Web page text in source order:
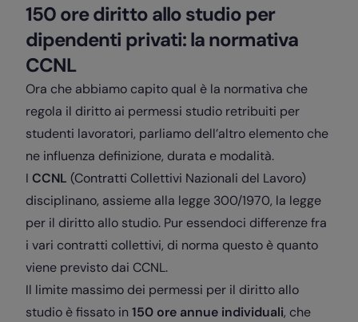
150 ore diritto allo studio per
dipendenti privati: la normativa
CCNL
Ora che abbiamo capito qual è la normativa che
regola il diritto ai permessi studio retribuiti per
studenti lavoratori, parliamo dell’altro elemento che
ne influenza definizione, durata e modalità.
I CCNL (Contratti Collettivi Nazionali del Lavoro)
disciplinano, assieme alla legge 300/1970, la legge
per il diritto allo studio. Pur essendoci differenze fra
i vari contratti collettivi, di norma questo è quanto
viene previsto dai CCNL.
Il limite massimo dei permessi per il diritto allo
studio è fissato in 150 ore annue individuali, che